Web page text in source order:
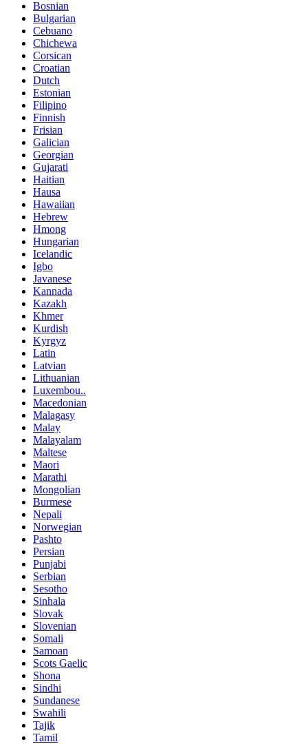
Bosnian
Bulgarian
Cebuano
Chichewa
Corsican
Croatian
Dutch
Estonian
Filipino
Finnish
Frisian
Galician
Georgian
Gujarati
Haitian
Hausa
Hawaiian
Hebrew
Hmong
Hungarian
Icelandic
Igbo
Javanese
Kannada
Kazakh
Khmer
Kurdish
Kyrgyz
Latin
Latvian
Lithuanian
Luxembou..
Macedonian
Malagasy
Malay
Malayalam
Maltese
Maori
Marathi
Mongolian
Burmese
Nepali
Norwegian
Pashto
Persian
Punjabi
Serbian
Sesotho
Sinhala
Slovak
Slovenian
Somali
Samoan
Scots Gaelic
Shona
Sindhi
Sundanese
Swahili
Tajik
Tamil